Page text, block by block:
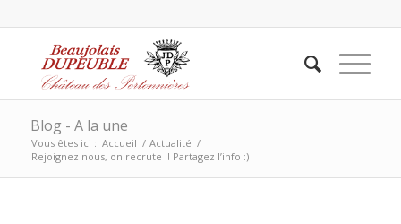
Blog - A la une
Vous êtes ici : Accueil / Actualité /
Rejoignez nous, on recrute !! Partagez l’info :)